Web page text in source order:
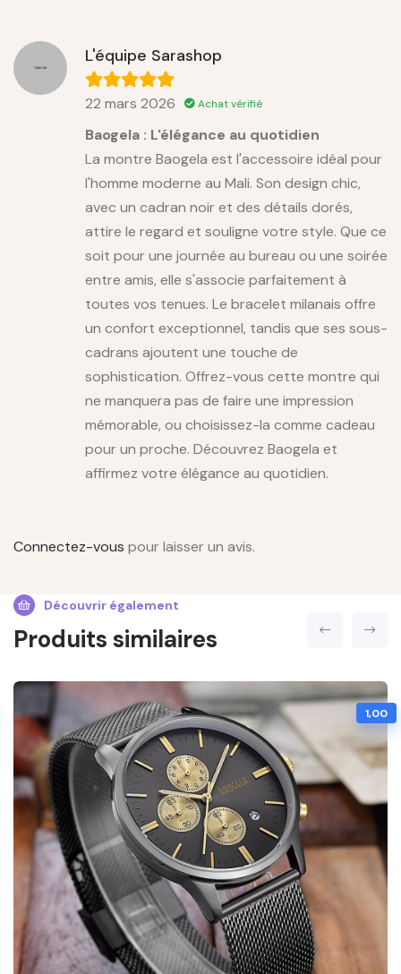
L'équipe Sarashop
22 mars 2026 Achat vérifié
Baogela : L'élégance au quotidien
La montre Baogela est l'accessoire idéal pour
l'homme moderne au Mali. Son design chic,
avec un cadran noir et des détails dorés,
attire le regard et souligne votre style. Que ce
soit pour une journée au bureau ou une soirée
entre amis, elle s'associe parfaitement à
toutes vos tenues. Le bracelet milanais offre
un confort exceptionnel, tandis que ses sous-
cadrans ajoutent une touche de
sophistication. Offrez-vous cette montre qui
ne manquera pas de faire une impression
mémorable, ou choisissez-la comme cadeau
pour un proche. Découvrez Baogela et
affirmez votre élégance au quotidien.
Connectez-vous pour laisser un avis.
Découvrir également
Produits similaires
1,00